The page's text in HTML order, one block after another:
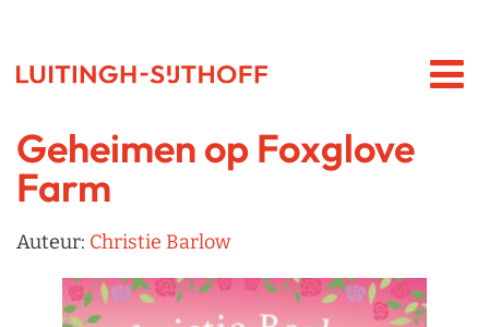
Geheimen op Foxglove
Farm
Auteur: Christie Barlow